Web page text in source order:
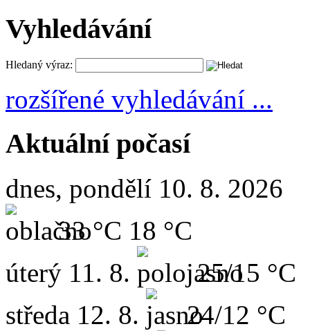
Vyhledávání
Hledaný výraz:
rozšířené vyhledávání ...
Aktuální počasí
dnes, pondělí 10. 8. 2026
33 °C 18 °C
úterý 11. 8.
25/15 °C
středa 12. 8.
24/12 °C